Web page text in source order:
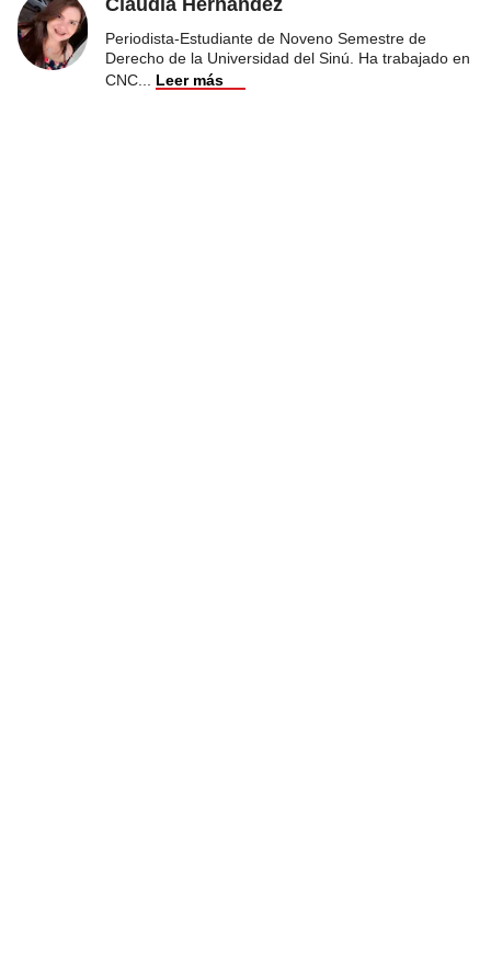
Periodista-Estudiante de Noveno Semestre de
Derecho de la Universidad del Sinú. Ha trabajado en
CNC
Leer más